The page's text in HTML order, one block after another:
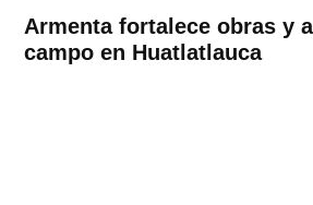
Armenta fortalece obras y
campo en Huatlatlauca